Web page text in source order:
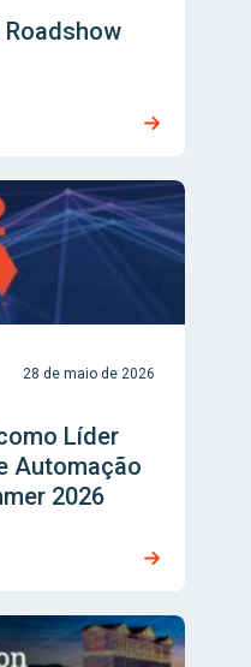
28 de maio de 2026
Líder
Automação
2026